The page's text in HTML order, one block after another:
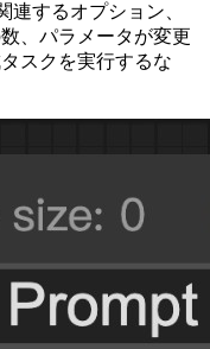
連するオプション、
、パラメータが変更
スクを実行するな